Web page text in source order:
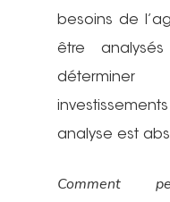
besoins de
être
analyse est
Comment